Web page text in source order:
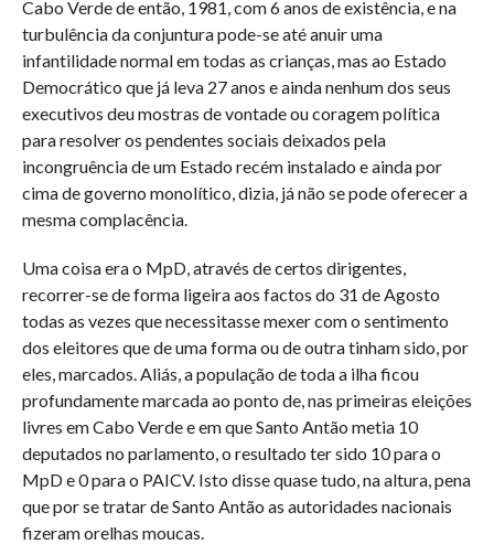
Cabo Verde de então, 1981, com 6 anos de existência, e na
turbulência da conjuntura pode-se até anuir uma
infantilidade normal em todas as crianças, mas ao Estado
Democrático que já leva 27 anos e ainda nenhum dos seus
executivos deu mostras de vontade ou coragem política
para resolver os pendentes sociais deixados pela
incongruência de um Estado recém instalado e ainda por
cima de governo monolítico, dizia, já não se pode oferecer a
mesma complacência.
Uma coisa era o MpD, através de certos dirigentes,
recorrer-se de forma ligeira aos factos do 31 de Agosto
todas as vezes que necessitasse mexer com o sentimento
dos eleitores que de uma forma ou de outra tinham sido, por
eles, marcados. Aliás, a população de toda a ilha ficou
profundamente marcada ao ponto de, nas primeiras eleições
livres em Cabo Verde e em que Santo Antão metia 10
deputados no parlamento, o resultado ter sido 10 para o
MpD e 0 para o PAICV. Isto disse quase tudo, na altura, pena
que por se tratar de Santo Antão as autoridades nacionais
fizeram orelhas moucas.